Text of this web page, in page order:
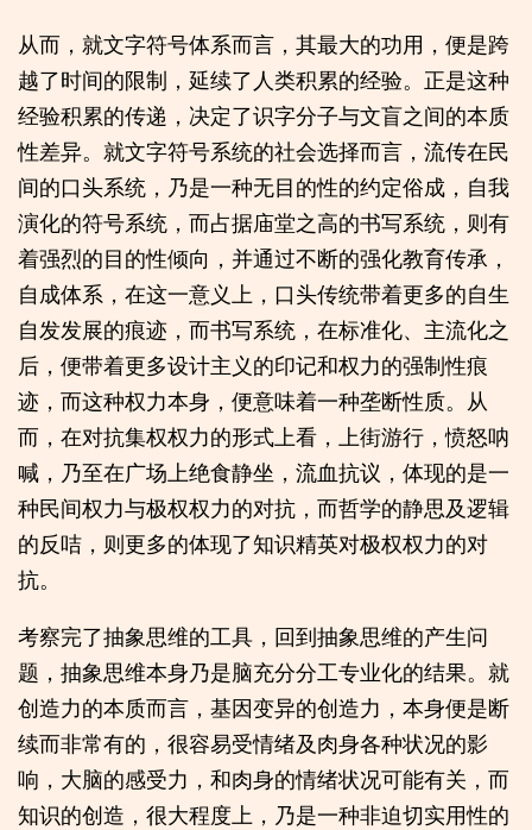
从而，就文字符号体系而言，其最大的功用，便是跨
越了时间的限制，延续了人类积累的经验。正是这种
经验积累的传递，决定了识字分子与文盲之间的本质
性差异。就文字符号系统的社会选择而言，流传在民
间的口头系统，乃是一种无目的性的约定俗成，自我
演化的符号系统，而占据庙堂之高的书写系统，则有
着强烈的目的性倾向，并通过不断的强化教育传承，
自成体系，在这一意义上，口头传统带着更多的自生
自发发展的痕迹，而书写系统，在标准化、主流化之
后，便带着更多设计主义的印记和权力的强制性痕
迹，而这种权力本身，便意味着一种垄断性质。从
而，在对抗集权权力的形式上看，上街游行，愤怒呐
喊，乃至在广场上绝食静坐，流血抗议，体现的是一
种民间权力与极权权力的对抗，而哲学的静思及逻辑
的反咭，则更多的体现了知识精英对极权权力的对
抗。
考察完了抽象思维的工具，回到抽象思维的产生问
题，抽象思维本身乃是脑充分分工专业化的结果。就
创造力的本质而言，基因变异的创造力，本身便是断
续而非常有的，很容易受情绪及肉身各种状况的影
响，大脑的感受力，和肉身的情绪状况可能有关，而
知识的创造，很大程度上，乃是一种非迫切实用性的